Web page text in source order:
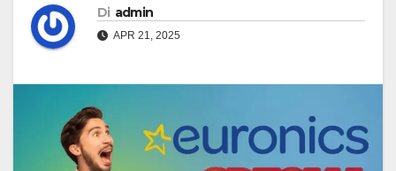
Di admin
APR 21, 2025